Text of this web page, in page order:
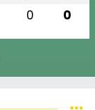
0 0